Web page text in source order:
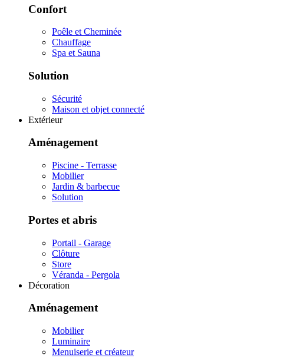
Confort
Poêle et Cheminée
Chauffage
Spa et Sauna
Solution
Sécurité
Maison et objet connecté
Extérieur
Aménagement
Piscine - Terrasse
Mobilier
Jardin & barbecue
Solution
Portes et abris
Portail - Garage
Clôture
Store
Véranda - Pergola
Décoration
Aménagement
Mobilier
Luminaire
Menuiserie et créateur